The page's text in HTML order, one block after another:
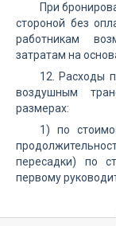
При
стороной без
работникам
затратам на
12. Расходы
воздушным
размерах:
1) по
пересадки) по
первому